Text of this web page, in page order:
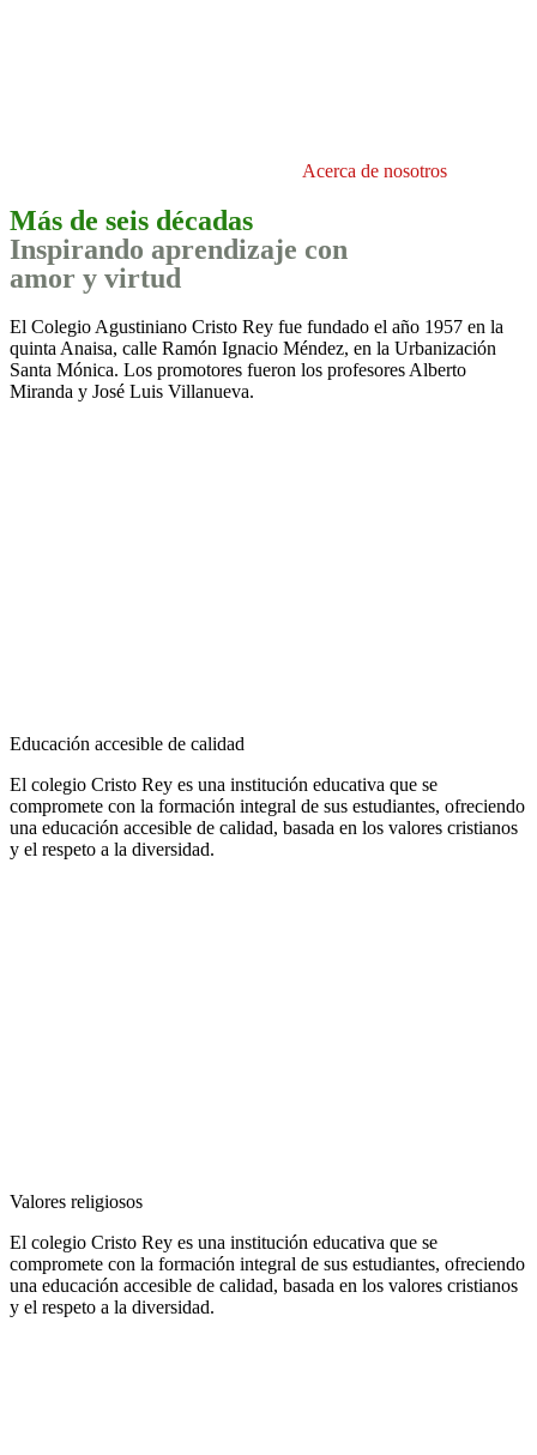
Acerca de nosotros
Más de seis décadas
Inspirando aprendizaje con
amor y virtud
El Colegio Agustiniano Cristo Rey fue fundado el año 1957 en la
quinta Anaisa, calle Ramón Ignacio Méndez, en la Urbanización
Santa Mónica. Los promotores fueron los profesores Alberto
Miranda y José Luis Villanueva.
Educación accesible de calidad
El colegio Cristo Rey es una institución educativa que se
compromete con la formación integral de sus estudiantes, ofreciendo
una educación accesible de calidad, basada en los valores cristianos
y el respeto a la diversidad.
Valores religiosos
El colegio Cristo Rey es una institución educativa que se
compromete con la formación integral de sus estudiantes, ofreciendo
una educación accesible de calidad, basada en los valores cristianos
y el respeto a la diversidad.